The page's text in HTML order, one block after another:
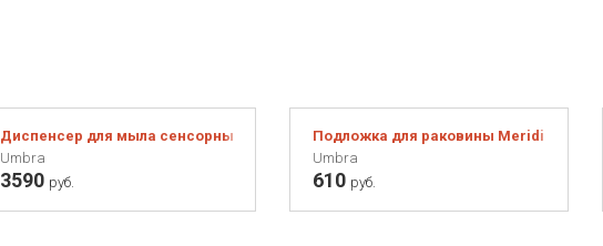
Диспенсер для мыла сенсорный Otto белый
Umbra
3590 руб.
Подложка для раковины Meridian серая
Umbra
610 руб.